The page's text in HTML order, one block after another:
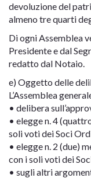
devoluzione del
almeno tre quarti
Di ogni Assemblea
Presidente e dal
redatto dal Notaio.
e) Oggetto delle
L’Assemblea
• delibera
• elegge n. 4
soli voti dei Soci
• elegge n. 2 (due)
con i soli voti dei
• sugli altri